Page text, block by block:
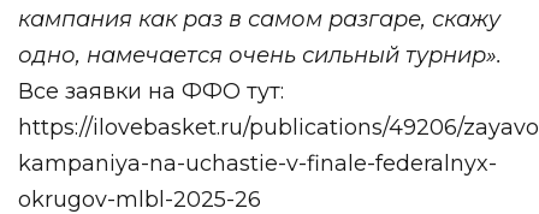
кампания как раз в самом разгаре, скажу
одно, намечается очень сильный турнир».
Все заявки на ФФО тут:
https://ilovebasket.ru/publications/49206/
kampaniya-na-uchastie-v-finale-federalnyx-
okrugov-mlbl-2025-26